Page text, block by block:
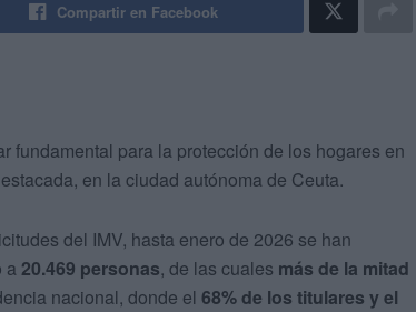
Compartir en Facebook
fundamental para la protección de los hogares en
en la ciudad autónoma de Ceuta.
del IMV, hasta enero de 2026 se han
a 20.469 personas, de las cuales más de la mitad
nacional, donde el 68% de los titulares y el